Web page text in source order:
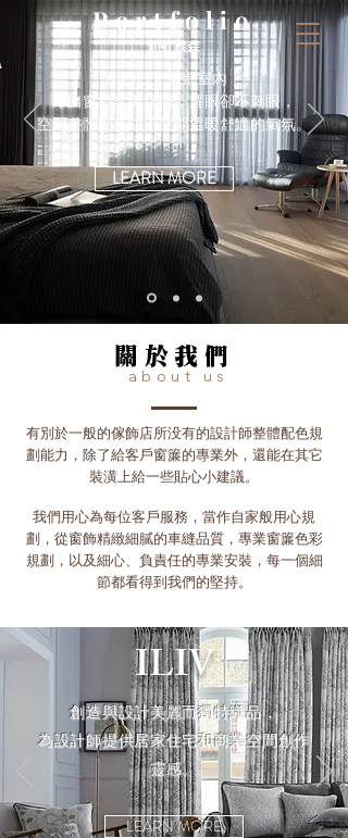
Portfolio
鉅虹樸森
和煦日光灑進室內，
帶出窗紗柔美線條，耀眼卻不刺眼，
​空間整體配色賦予空間溫暖舒適的氣氛。
LEARN MORE
關於我們
about u s
有別於一般的傢飾店所没有的設計師整體配色規
劃能力，除了給客戶窗簾的專業外，還能在其它
裝潢上給一些貼心小建議。
我們用心為每位客戶服務，當作自家般用心規
劃，從窗飾精緻細膩的車縫品質，專業窗簾色彩
規劃，以及細心、負責任的專業安裝，每一個細
節都看得到我們的堅持。
ILIV
創造與設計美麗而獨特織品，
為設計師提供居家住宅和商業空間創作
靈感。
LEARN MORE